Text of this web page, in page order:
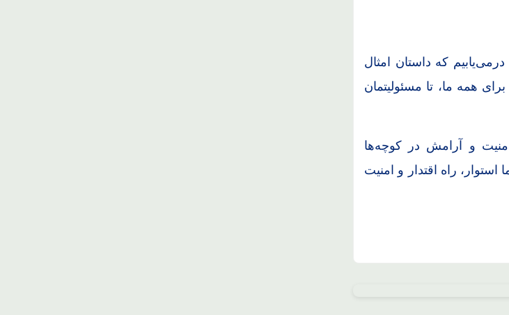
که داستان امثال
همه ما، تا مسئولیتمان
و آرامش در کوچه‌ها
راه اقتدار و امنیت